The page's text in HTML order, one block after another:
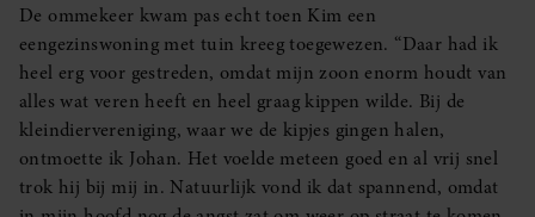
De ommekeer kwam pas echt toen Kim een
eengezinswoning met tuin kreeg toegewezen. “Daar had ik
heel erg voor gestreden, omdat mijn zoon enorm houdt van
alles wat veren heeft en heel graag kippen wilde. Bij de
kleindiervereniging, waar we de kipjes gingen halen,
ontmoette ik Johan. Het voelde meteen goed en al vrij snel
trok hij bij mij in. Natuurlijk vond ik dat spannend, omdat